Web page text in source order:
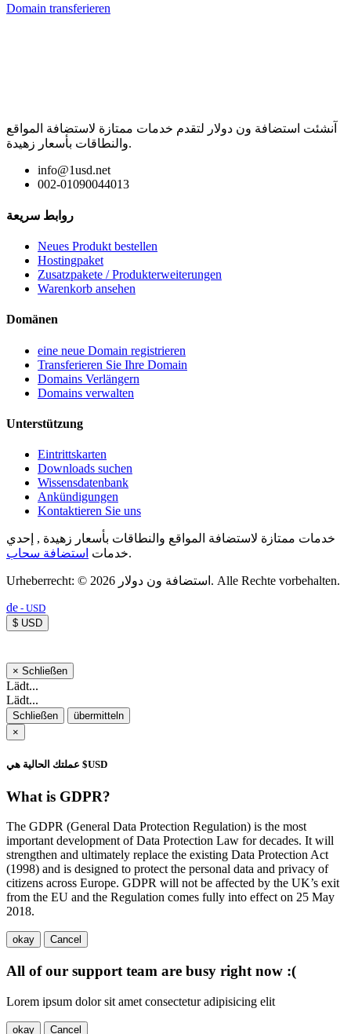
Domain transferieren
آنشئت استضافة ون دولار لتقدم خدمات ممتازة لاستضافة المواقع
والنطاقات بأسعار زهيدة.
info@1usd.net
002-01090044013
روابط سريعة
Neues Produkt bestellen
Hostingpaket
Zusatzpakete / Produkterweiterungen
Warenkorb ansehen
Domänen
eine neue Domain registrieren
Transferieren Sie Ihre Domain
Domains Verlängern
Domains verwalten
Unterstützung
Eintrittskarten
Downloads suchen
Wissensdatenbank
Ankündigungen
Kontaktieren Sie uns
خدمات ممتازة لاستضافة المواقع والنطاقات بأسعار زهيدة , إحدي
خدمات استضافة سحاب .
Urheberrecht: © 2026 استضافة ون دولار. Alle Rechte vorbehalten.
de - USD
$ USD
× Schließen
Lädt...
Lädt...
Schließen
übermitteln
×
عملتك الحالية هي $USD
What is GDPR?
The GDPR (General Data Protection Regulation) is the most
important development of Data Protection Law for decades. It will
strengthen and ultimately replace the existing Data Protection Act
(1998) and is designed to protect the personal data and privacy of
citizens across Europe. GDPR will not be affected by the UK’s exit
from the EU and the Regulation comes fully into effect on 25 May
2018.
okay Cancel
All of our support team are busy right now :(
Lorem ipsum dolor sit amet consectetur adipisicing elit
okay Cancel